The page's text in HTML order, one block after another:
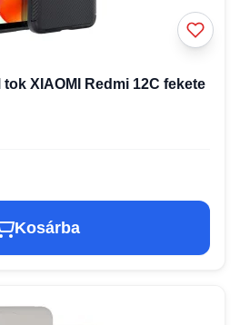
XIAOMI Redmi 12C fekete
Kosárba